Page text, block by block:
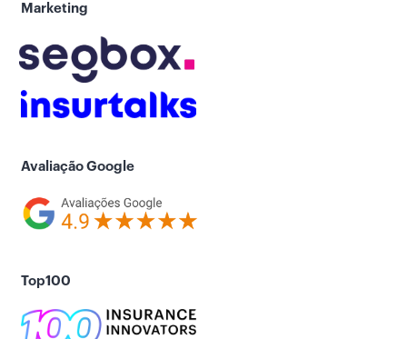
Marketing
Avaliação Google
Top100